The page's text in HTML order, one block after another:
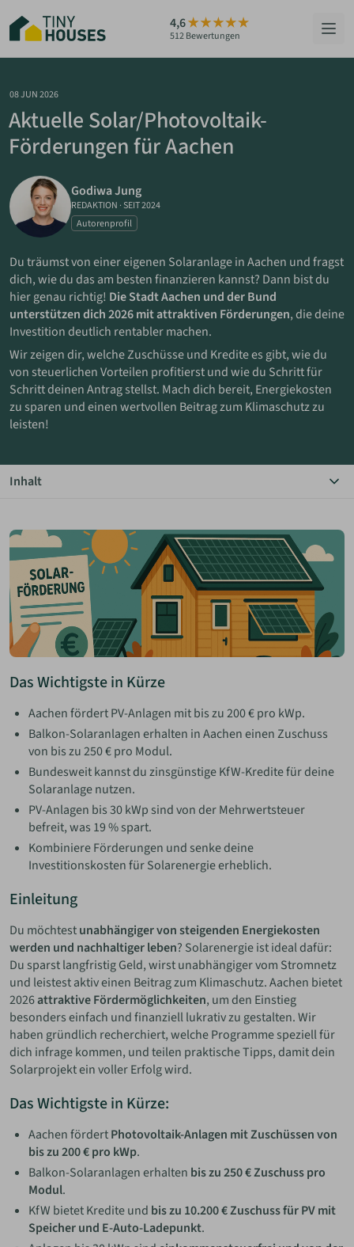
Hauptinhalt
springen
4,6
512 Bewertungen
HÄUSER
BERATUNG
RATGEBER
ÜBER UNS
ZUM HAUS-FINDER
ANMELDEN
08 JUN 2026
Aktuelle Solar/Photovoltaik-
Förderungen für Aachen
Godiwa Jung
REDAKTION · SEIT 2024
Autorenprofil
Du träumst von einer eigenen Solaranlage in Aachen und fragst
dich, wie du das am besten finanzieren kannst? Dann bist du
hier genau richtig! Die Stadt Aachen und der Bund
unterstützen dich 2026 mit attraktiven Förderungen, die deine
Investition deutlich rentabler machen.
Wir zeigen dir, welche Zuschüsse und Kredite es gibt, wie du
von steuerlichen Vorteilen profitierst und wie du Schritt für
Schritt deinen Antrag stellst. Mach dich bereit, Energiekosten
zu sparen und einen wertvollen Beitrag zum Klimaschutz zu
leisten!
Inhalt
Das Wichtigste vorab
Bundesweite Förderungen
Förderungen in Aachen
Steuerliche Vorteile
Praxisbeispiele aus Aachen
Anleitung zur Antragstellung
Tipps zur optimalen Nutzung
Fazit und Ausblick
Das Wichtigste in Kürze
Aachen fördert PV-Anlagen mit bis zu 200 € pro kWp.
Balkon-Solaranlagen erhalten in Aachen einen Zuschuss
von bis zu 250 € pro Modul.
Bundesweit kannst du zinsgünstige KfW-Kredite für deine
Solaranlage nutzen.
PV-Anlagen bis 30 kWp sind von der Mehrwertsteuer
befreit, was 19 % spart.
Kombiniere Förderungen und senke deine
Investitionskosten für Solarenergie erheblich.
Einleitung
Du möchtestunabhängiger von steigenden Energiekosten
werden und nachhaltiger leben? Solarenergie ist ideal dafür:
Du sparst langfristig Geld, wirst unabhängiger vom Stromnetz
und leistest aktiv einen Beitrag zum Klimaschutz. Aachen bietet
2026attraktive Fördermöglichkeiten, um den Einstieg
besonders einfach und finanziell lukrativ zu gestalten. Wir
haben gründlich recherchiert, welche Programme speziell für
dich infrage kommen, und teilen praktische Tipps, damit dein
Solarprojekt ein voller Erfolg wird.
Das Wichtigste in Kürze:
Aachen fördertPhotovoltaik-Anlagen mit Zuschüssen von
bis zu 200 € pro kWp.
Balkon-Solaranlagen erhalten bis zu 250 € Zuschuss pro
Modul.
KfW bietet Kredite und bis zu 10.200 € Zuschuss für PV mit
Speicher und E-Auto-Ladepunkt.